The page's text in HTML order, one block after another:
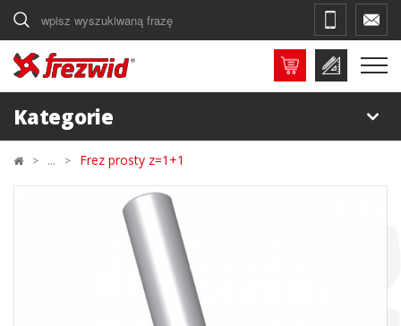
Szukaj
Kategorie
Frez prosty z=1+1